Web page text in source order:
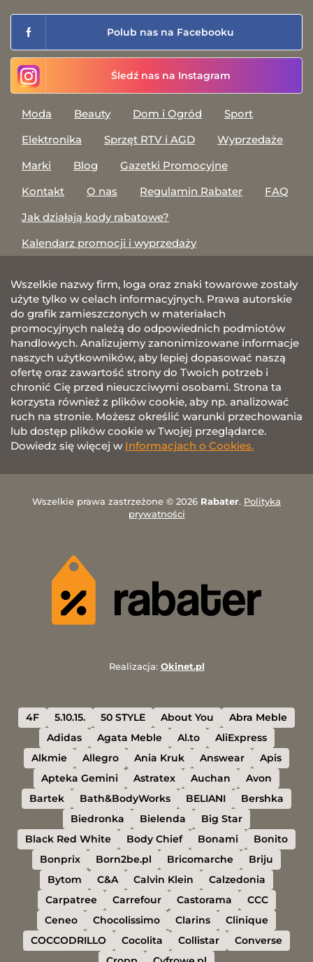
Polub nas na Facebooku
Śledź nas na Instagram
Moda Beauty Dom i Ogród
Sport
Elektronika
Sprzęt RTV i AGD
Wyprzedaże
Marki
Blog
Gazetki Promocyjne
Kontakt
O nas Regulamin Rabater
FAQ
Jak działają kody rabatowe?
Kalendarz promocji i wyprzedaży
Wszelkie nazwy firm, loga oraz znaki towarowe zostały
użyte tylko w celach informacyjnych. Prawa autorskie
do grafik zamieszczonych w materiałach
promocyjnych należą do odpowiednich podmiotów
handlowych. Analizujemy zanonimizowane informacje
naszych użytkowników, aby lepiej dopasować naszą
ofertę oraz zawartość strony do Twoich potrzeb i
chronić Cię przed nieuczciwymi osobami. Strona ta
korzysta również z plików cookie, aby np. analizować
ruch na stronie. Możesz określić warunki przechowania
lub dostęp plików cookie w Twojej przeglądarce.
Dowiedz się więcej w Informacjach o Cookies.
Wszelkie prawa zastrzeżone © 2026 Rabater. Polityka
prywatności
Realizacja: Okinet.pl
4F 5.10.15. 50 STYLE About You
Abra Meble
Adidas
Agata Meble Al.to
AliExpress
Alkmie
Allegro Ania Kruk Answear
Apis
Apteka Gemini
Astratex Auchan
Avon
Bartek
Bath&BodyWorks BELIANI
Bershka
Biedronka
Bielenda
Big Star
Black Red White
Body Chief Bonami
Bonito
Bonprix
Born2be.pl Bricomarche
Briju
Bytom
C&A Calvin Klein
Calzedonia
Carpatree
Carrefour Castorama
CCC
Ceneo
Chocolissimo Clarins
Clinique
COCCODRILLO
Cocolita Collistar
Converse